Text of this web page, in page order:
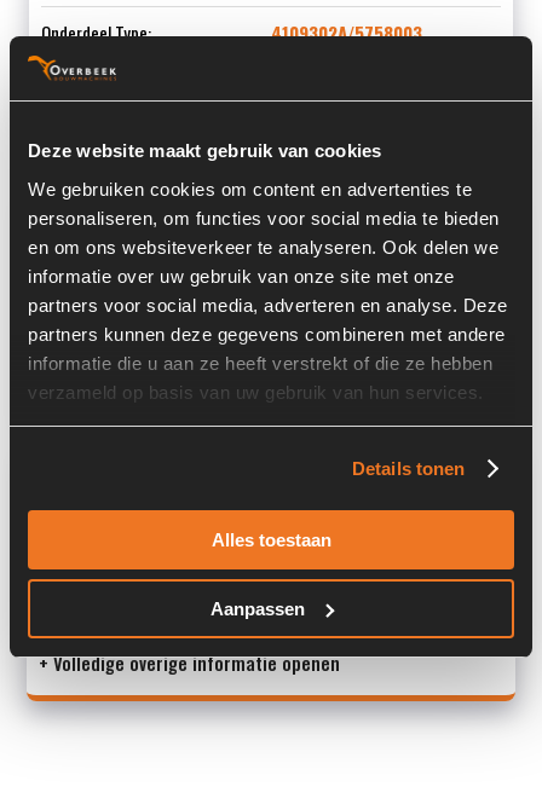
Deze website maakt gebruik van cookies
We gebruiken cookies om content en advertenties te
personaliseren, om functies voor social media te bieden
en om ons websiteverkeer te analyseren. Ook delen we
informatie over uw gebruik van onze site met onze
partners voor social media, adverteren en analyse. Deze
partners kunnen deze gegevens combineren met andere
informatie die u aan ze heeft verstrekt of die ze hebben
verzameld op basis van uw gebruik van hun services.
Details tonen
Alles toestaan
Aanpassen
Onderdeel Type:
4109302A/5758003
Onderdeel nummer:
Informatie
Locatie:
Past op de volgende machines:
Ahlmann AZ 14
Land:
Nederland
Stock number: 2182-006
Type 1: 4109302A/5758003
Type 2: 4109302A/5758003
+ Volledige overige informatie openen